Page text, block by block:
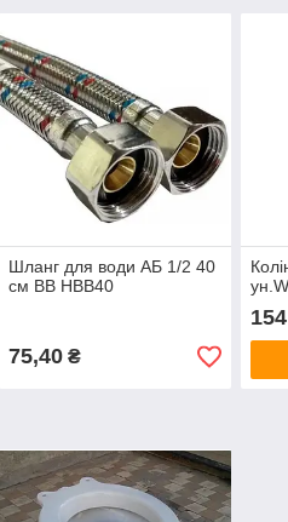
Шланг для води АБ 1/2 40
см ВВ HBB40
75,40₴
154